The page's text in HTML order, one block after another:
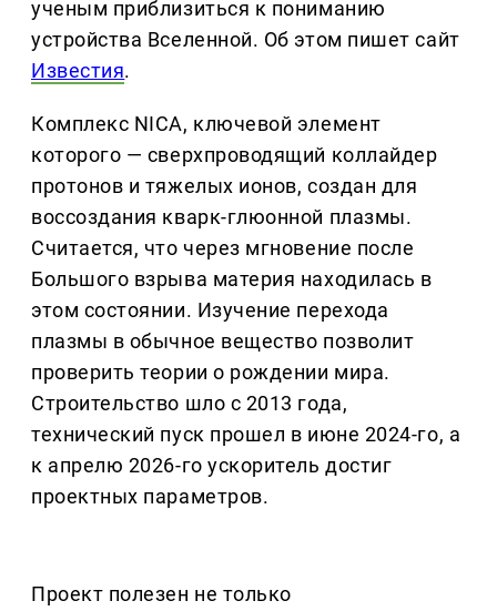
ученым приблизиться к пониманию
устройства Вселенной. Об этом пишет сайт
Известия.
Комплекс NICA, ключевой элемент
которого — сверхпроводящий коллайдер
протонов и тяжелых ионов, создан для
воссоздания кварк-глюонной плазмы.
Считается, что через мгновение после
Большого взрыва материя находилась в
этом состоянии. Изучение перехода
плазмы в обычное вещество позволит
проверить теории о рождении мира.
Строительство шло с 2013 года,
технический пуск прошел в июне 2024-го, а
к апрелю 2026-го ускоритель достиг
проектных параметров.
Проект полезен не только